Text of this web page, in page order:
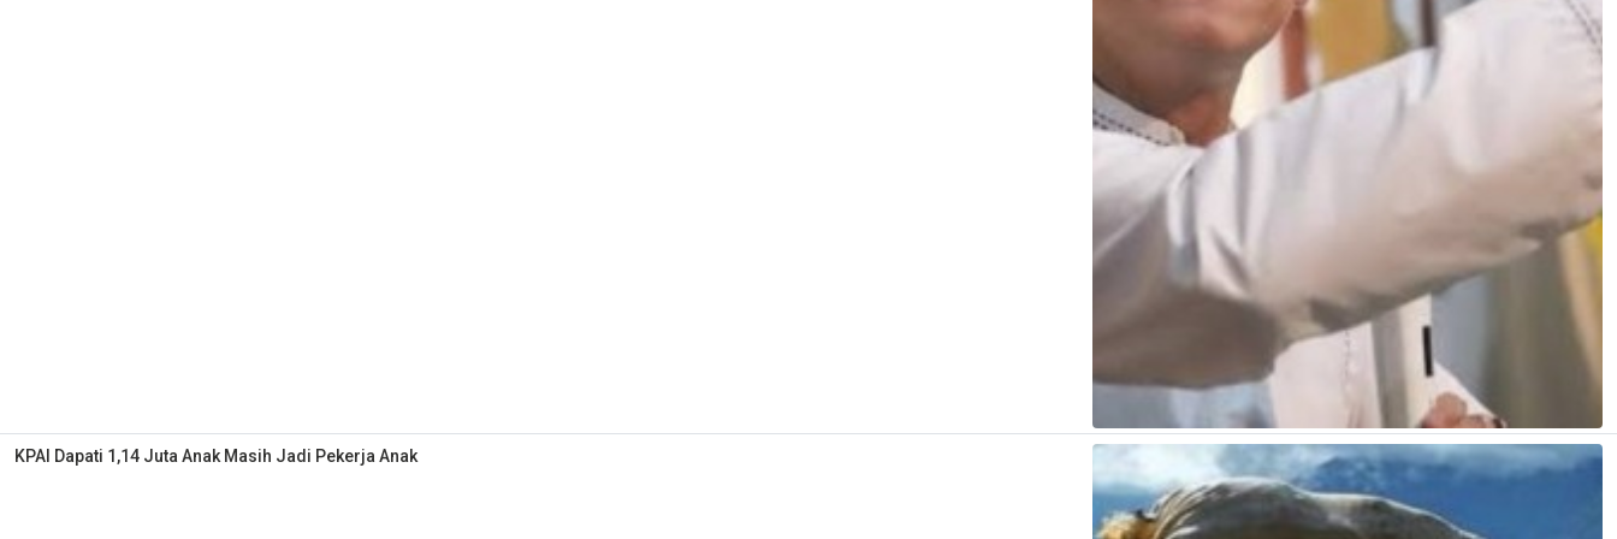
KPAI Dapati 1,14 Juta Anak Masih Jadi Pekerja Anak